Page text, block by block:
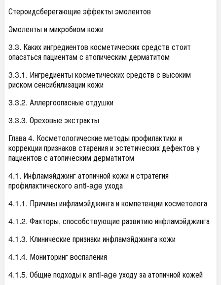
Стероидсберегающие эффекты эмолентов
Эмоленты и микробиом кожи
3.3. Каких ингредиентов косметических средств стоит
опасаться пациентам с атопическим дерматитом
3.3.1. Ингредиенты косметических средств с высоким
риском сенсибилизации кожи
3.3.2. Аллергоопасные отдушки
3.3.3. Ореховые экстракты
Глава 4. Косметологические методы профилактики и
коррекции признаков старения и эстетических дефектов у
пациентов с атопическим дерматитом
4.1. Инфламэйджинг атопичной кожи и стратегия
профилактического anti-age ухода
4.1.1. Причины инфламэйджинга и компетенции косметолога
4.1.2. Факторы, способствующие развитию инфламэйджинга
4.1.3. Клинические признаки инфламэйджинга кожи
4.1.4. Мониторинг воспаления
4.1.5. Общие подходы к anti-age уходу за атопичной кожей